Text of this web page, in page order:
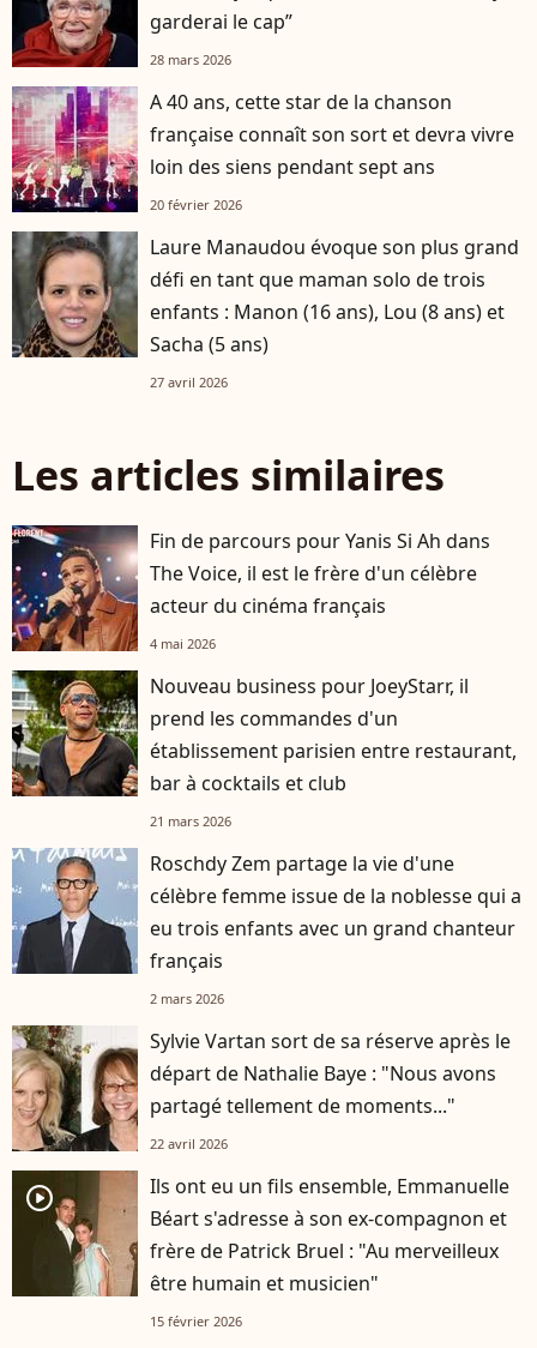
garderai le cap”
28 mars 2026
A 40 ans, cette star de la chanson
française connaît son sort et devra vivre
loin des siens pendant sept ans
20 février 2026
Laure Manaudou évoque son plus grand
défi en tant que maman solo de trois
enfants : Manon (16 ans), Lou (8 ans) et
Sacha (5 ans)
27 avril 2026
Les articles similaires
Fin de parcours pour Yanis Si Ah dans
The Voice, il est le frère d'un célèbre
acteur du cinéma français
4 mai 2026
Nouveau business pour JoeyStarr, il
prend les commandes d'un
établissement parisien entre restaurant,
bar à cocktails et club
21 mars 2026
Roschdy Zem partage la vie d'une
célèbre femme issue de la noblesse qui a
eu trois enfants avec un grand chanteur
français
2 mars 2026
Sylvie Vartan sort de sa réserve après le
départ de Nathalie Baye : "Nous avons
partagé tellement de moments..."
22 avril 2026
player2
Ils ont eu un fils ensemble, Emmanuelle
Béart s'adresse à son ex-compagnon et
frère de Patrick Bruel : "Au merveilleux
être humain et musicien"
15 février 2026